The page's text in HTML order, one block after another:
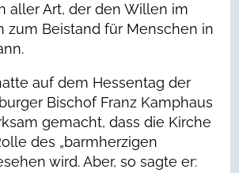
aller Art, der den Willen im
zum Beistand für Menschen in
auf dem Hessentag der
Bischof Franz Kamphaus
gemacht, dass die Kirche
des „barmherzigen
wird. Aber, so sagte er: